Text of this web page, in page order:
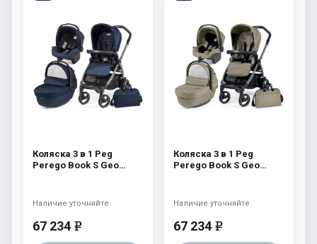
Коляска 3 в 1 Peg
Perego Book S Geo
67 234 e
Наличие уточняйте
Коляска 3 в 1 Peg
Perego Book S Geo
67 234 e
Наличие уточняйте